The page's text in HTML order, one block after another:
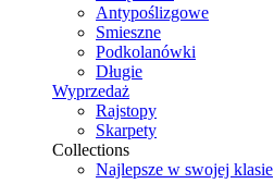
Antypoślizgowe
Smieszne
Podkolanówki
Długie
Wyprzedaż
Rajstopy
Skarpety
Collections
Najlepsze w swojej klasie